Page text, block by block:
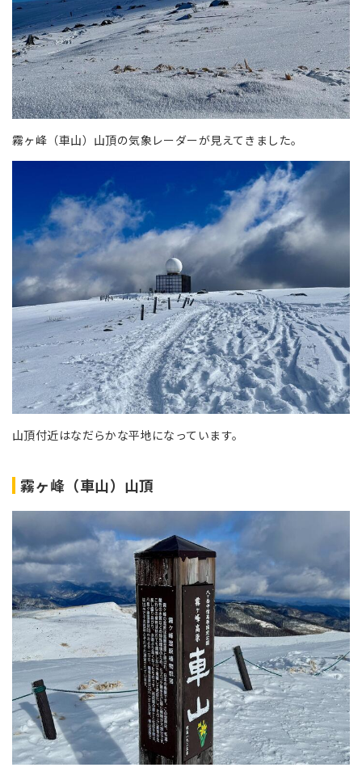
霧ヶ峰（車山）山頂の気象レーダーが見えてきました。
山頂付近はなだらかな平地になっています。
霧ヶ峰（車山）山頂